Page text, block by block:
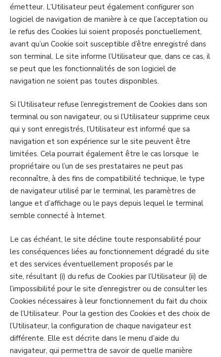
émetteur. L’Utilisateur peut également configurer son
logiciel de navigation de manière à ce que l’acceptation ou
le refus des Cookies lui soient proposés ponctuellement,
avant qu’un Cookie soit susceptible d’être enregistré dans
son terminal. Le site informe l’Utilisateur que, dans ce cas, il
se peut que les fonctionnalités de son logiciel de
navigation ne soient pas toutes disponibles.
Si l’Utilisateur refuse l’enregistrement de Cookies dans son
terminal ou son navigateur, ou si l’Utilisateur supprime ceux
qui y sont enregistrés, l’Utilisateur est informé que sa
navigation et son expérience sur le site peuvent être
limitées. Cela pourrait également être le cas lorsque le
propriétaire ou l’un de ses prestataires ne peut pas
reconnaître, à des fins de compatibilité technique, le type
de navigateur utilisé par le terminal, les paramètres de
langue et d’affichage ou le pays depuis lequel le terminal
semble connecté à Internet.
Le cas échéant, le site décline toute responsabilité pour
les conséquences liées au fonctionnement dégradé du site
et des services éventuellement proposés par le
site, résultant (i) du refus de Cookies par l’Utilisateur (ii) de
l’impossibilité pour le site d’enregistrer ou de consulter les
Cookies nécessaires à leur fonctionnement du fait du choix
de l’Utilisateur. Pour la gestion des Cookies et des choix de
l’Utilisateur, la configuration de chaque navigateur est
différente. Elle est décrite dans le menu d’aide du
navigateur, qui permettra de savoir de quelle manière